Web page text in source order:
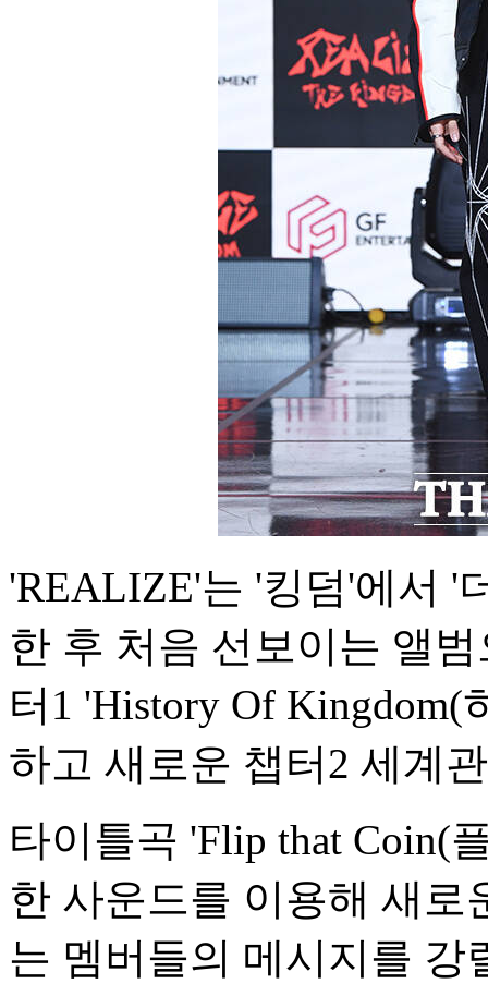
'REALIZE'는 '킹덤'에서 '
한 후 처음 선보이는 앨
터1 'History Of
하고 새로운 챕터2 세계
타이틀곡 'Flip that Coin(
한 사운드를 이용해 새
는 멤버들의 메시지를 강